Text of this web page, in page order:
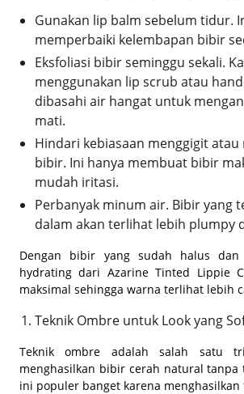
Gunakan lip balm sebelum tidur.
memperbaiki kelembapan bibir
Eksfoliasi bibir seminggu sekali.
menggunakan lip scrub atau
dibasahi air hangat untuk
mati.
Hindari kebiasaan menggigit atau
bibir. Ini hanya membuat bibir
mudah iritasi.
Perbanyak minum air. Bibir yang
dalam akan terlihat lebih plumpy
Dengan bibir yang sudah halus dan
hydrating dari Azarine Tinted Lippie
maksimal sehingga warna terlihat lebih
Teknik Ombre untuk Look yang
Teknik ombre adalah salah satu
menghasilkan bibir cerah natural
ini populer banget karena